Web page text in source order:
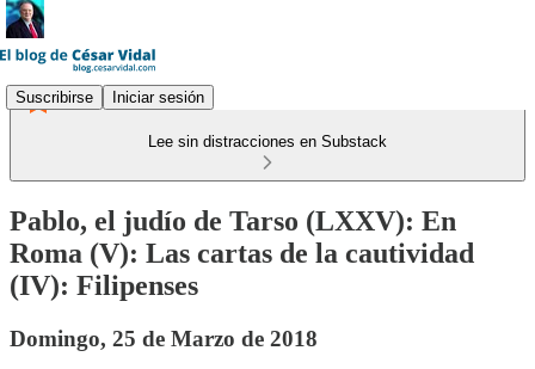
Suscribirse Iniciar sesión
Lee sin distracciones en Substack
Pablo, el judío de Tarso (LXXV): En
Roma (V): Las cartas de la cautividad
(IV): Filipenses
Domingo, 25 de Marzo de 2018